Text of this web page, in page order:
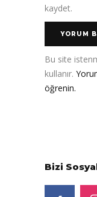
kaydet.
Bu site
kullanır.
öğrenin.
Bizi